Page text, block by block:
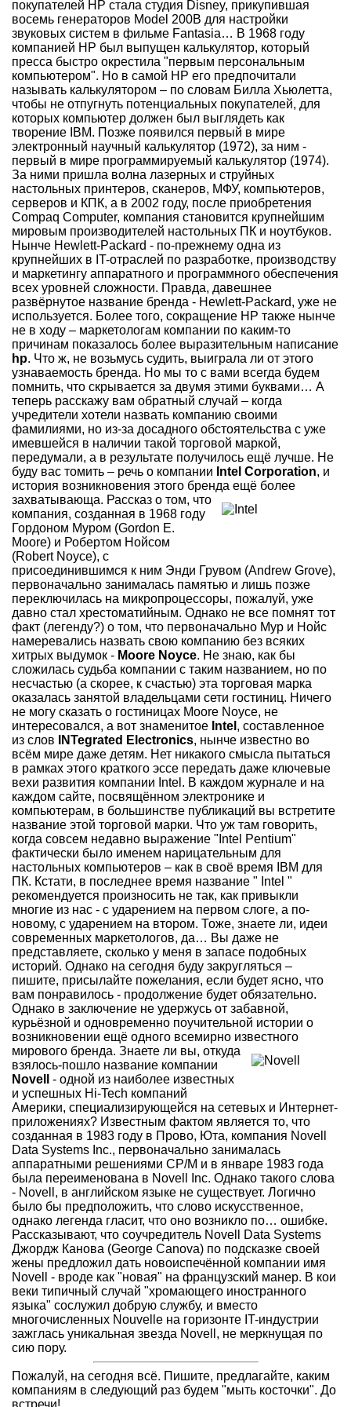
покупателей HP стала студия Disney, прикупившая
восемь генераторов Model 200B для настройки
звуковых систем в фильме Fantasia… В 1968 году
компанией HP был выпущен калькулятор, который
пресса быстро окрестила "первым персональным
компьютером". Но в самой HP его предпочитали
называть калькулятором – по словам Билла Хьюлетта,
чтобы не отпугнуть потенциальных покупателей, для
которых компьютер должен был выглядеть как
творение IBM. Позже появился первый в мире
электронный научный калькулятор (1972), за ним -
первый в мире программируемый калькулятор (1974).
За ними пришла волна лазерных и струйных
настольных принтеров, сканеров, МФУ, компьютеров,
серверов и КПК, а в 2002 году, после приобретения
Compaq Computer, компания становится крупнейшим
мировым производителей настольных ПК и ноутбуков.
Нынче Hewlett-Packard - по-прежнему одна из
крупнейших в IT-отраслей по разработке, производству
и маркетингу аппаратного и программного обеспечения
всех уровней сложности. Правда, давешнее
развёрнутое название бренда - Hewlett-Packard, уже не
используется. Более того, сокращение HP также нынче
не в ходу – маркетологам компании по каким-то
причинам показалось более выразительным написание
hp. Что ж, не возьмусь судить, выиграла ли от этого
узнаваемость бренда. Но мы то с вами всегда будем
помнить, что скрывается за двумя этими буквами… А
теперь расскажу вам обратный случай – когда
учредители хотели назвать компанию своими
фамилиями, но из-за досадного обстоятельства с уже
имевшейся в наличии такой торговой маркой,
передумали, а в результате получилось ещё лучше. Не
буду вас томить – речь о компании Intel Corporation, и
история возникновения этого бренда ещё более
захватывающа. Рассказ о том, что
компания, созданная в 1968 году
Гордоном Муром (Gordon E.
Moore) и Робертом Нойсом
(Robert Noyce), с
присоединившимся к ним Энди Грувом (Andrew Grove),
первоначально занималась памятью и лишь позже
переключилась на микропроцессоры, пожалуй, уже
давно стал хрестоматийным. Однако не все помнят тот
факт (легенду?) о том, что первоначально Мур и Нойс
намеревались назвать свою компанию без всяких
хитрых выдумок - Moore Noyce. Не знаю, как бы
сложилась судьба компании с таким названием, но по
несчастью (а скорее, к счастью) эта торговая марка
оказалась занятой владельцами сети гостиниц. Ничего
не могу сказать о гостиницах Moore Noyce, не
интересовался, а вот знаменитое Intel , составленное
из слов
INTegrated Electronics, нынче известно во
всём мире даже детям. Нет никакого смысла пытаться
в рамках этого краткого эссе передать даже ключевые
вехи развития компании Intel. В каждом журнале и на
каждом сайте, посвящённом электронике и
компьютерам, в большинстве публикаций вы встретите
название этой торговой марки. Что уж там говорить,
когда совсем недавно выражение "Intel Pentium"
фактически было именем нарицательным для
настольных компьютеров – как в своё время IBM для
ПК. Кстати, в последнее время название " Intel "
рекомендуется произносить не так, как привыкли
многие из нас - с ударением на первом слоге, а по-
новому, с ударением на втором. Тоже, знаете ли, идеи
современных маркетологов, да… Вы даже не
представляете, сколько у меня в запасе подобных
историй. Однако на сегодня буду закругляться –
пишите, присылайте пожелания, если будет ясно, что
вам понравилось - продолжение будет обязательно.
Однако в заключение не удержусь от забавной,
курьёзной и одновременно поучительной истории о
возникновении ещё одного всемирно известного
мирового бренда. Знаете ли вы, откуда
взялось-пошло название компании
Novell
- одной из наиболее известных
и успешных Hi-Tech компаний
Америки, специализирующейся на сетевых и Интернет-
приложениях? Известным фактом является то, что
созданная в 1983 году в Прово, Юта, компания Novell
Data Systems Inc., первоначально занималась
аппаратными решениями CP/M и в январе 1983 года
была переименована в Novell Inc. Однако такого слова
- Novell, в английском языке не существует. Логично
было бы предположить, что слово искусственное,
однако легенда гласит, что оно возникло по… ошибке.
Рассказывают, что соучредитель Novell Data Systems
Джордж Канова (George Canova) по подсказке своей
жены предложил дать новоиспечённой компании имя
Novell - вроде как "новая" на французский манер. В кои
веки типичный случай "хромающего иностранного
языка" сослужил добрую службу, и вместо
многочисленных Nouvelle на горизонте IT-индустрии
зажглась уникальная звезда Novell, не меркнущая по
сию пору.
Пожалуй, на сегодня всё. Пишите, предлагайте, каким
компаниям в следующий раз будем "мыть косточки". До
встречи!